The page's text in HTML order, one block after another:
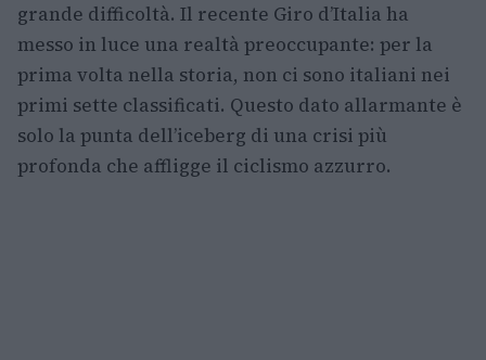
grande difficoltà. Il recente Giro d’Italia ha
messo in luce una realtà preoccupante: per la
prima volta nella storia, non ci sono italiani nei
primi sette classificati. Questo dato allarmante è
solo la punta dell’iceberg di una crisi più
profonda che affligge il ciclismo azzurro.